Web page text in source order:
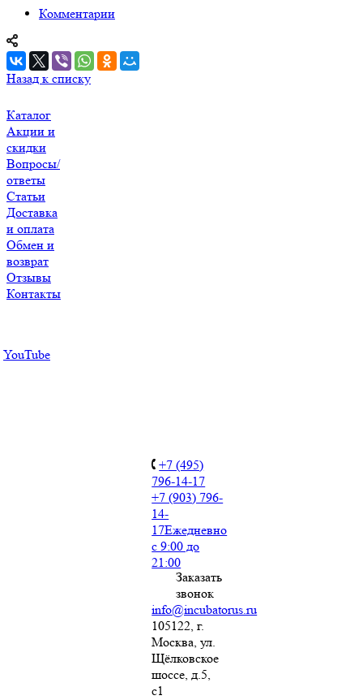
Комментарии
Назад к списку
Каталог
Акции и
скидки
Вопросы/
ответы
Статьи
Доставка
и оплата
Обмен и
возврат
Отзывы
Контакты
YouTube
+7 (495)
796-14-17
+7 (903) 796-
14-
17Ежедневно
с 9:00 до
21:00
Заказать
звонок
info@incubatorus.ru
105122, г.
Москва, ул.
Щёлковское
шоссе, д.5,
с1